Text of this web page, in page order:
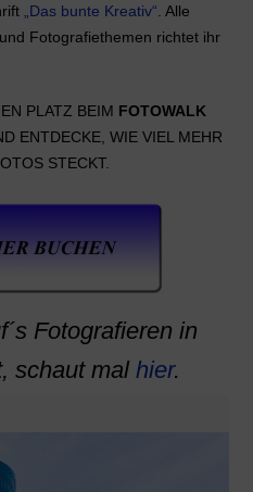
„Das bunte Kreativ“ . Alle
Fotografiethemen richtet ihr
PLATZ BEIM FOTOWALK
ENTDECKE, WIE VIEL MEHR
STECKT.
Fotografieren in
schaut mal hier.